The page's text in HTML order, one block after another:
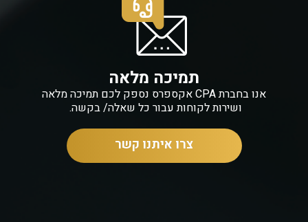
תמיכה מלאה
אנו בחברת CPA אקספרס ​נספק לכם תמיכה מלאה
ושירות לקוחות עבור כל שאלה/ בקשה.
צרו איתנו קשר